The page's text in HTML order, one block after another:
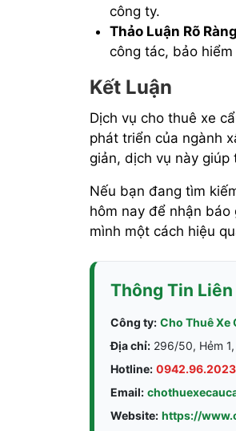
công ty.
Thảo Luận Rõ
công tác, bảo
Kết Luận
Dịch vụ cho thuê xe
phát triển của ngành
giản, dịch vụ này
Nếu bạn đang tìm
hôm nay để nhận
mình một cách hiệu
Thông Tin Liên
Công ty: Cho Thuê Xe
Địa chỉ: 296/50, Hẻm
Hotline: 0942.96.2023
Email:
Website: https://